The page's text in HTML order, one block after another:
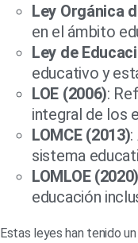
Ley Orgánica
en el ámbito
Ley de
educativo y
LOE (2006):
integral de los
LOMCE (2013)
sistema
LOMLOE (2020)
educación
Estas leyes han tenido